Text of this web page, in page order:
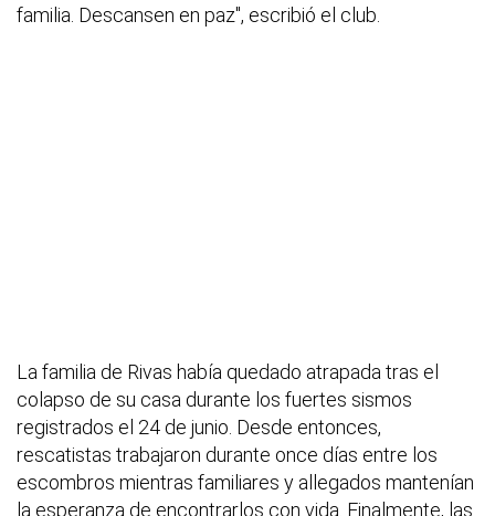
familia. Descansen en paz", escribió el club.
La familia de Rivas había quedado atrapada tras el
colapso de su casa durante los fuertes sismos
registrados el 24 de junio. Desde entonces,
rescatistas trabajaron durante once días entre los
escombros mientras familiares y allegados mantenían
la esperanza de encontrarlos con vida. Finalmente, las